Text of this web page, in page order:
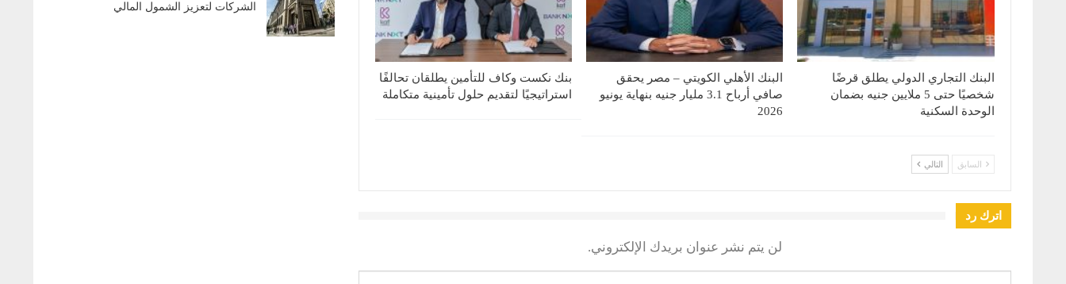
البنك التجاري الدولي يطلق قرضًا
شخصيًا حتى 5 ملايين جنيه بضمان
الوحدة السكنية
البنك الأهلي الكويتي – مصر يحقق
صافي أرباح 3.1 مليار جنيه بنهاية يونيو
2026
بنك نكست وكاف للتأمين يطلقان تحالفًا
استراتيجيًا لتقديم حلول تأمينية متكاملة
السابق التالي
اترك رد
لن يتم نشر عنوان بريدك الإلكتروني.
الشركات لتعزيز الشمول المالي